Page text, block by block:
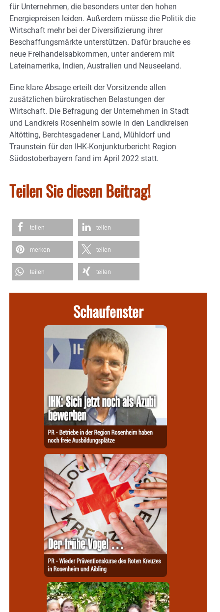
für Unternehmen, die besonders unter den hohen
Energiepreisen leiden. Außerdem müsse die Politik die
Wirtschaft mehr bei der Diversifizierung ihrer
Beschaffungsmärkte unterstützen. Dafür brauche es
neue Freihandelsabkommen, unter anderem mit
Lateinamerika, Indien, Australien und Neuseeland.
Eine klare Absage erteilt der Vorsitzende allen
zusätzlichen bürokratischen Belastungen der
Wirtschaft. Die Befragung der Unternehmen in Stadt
und Landkreis Rosenheim sowie in den Landkreisen
Altötting, Berchtesgadener Land, Mühldorf und
Traunstein für den IHK-Konjunkturbericht Region
Südostoberbayern fand im April 2022 statt.
Teilen Sie diesen Beitrag!
teilen teilen
merken teilen
teilen teilen
Schaufenster